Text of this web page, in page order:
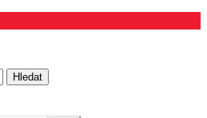
Hledat